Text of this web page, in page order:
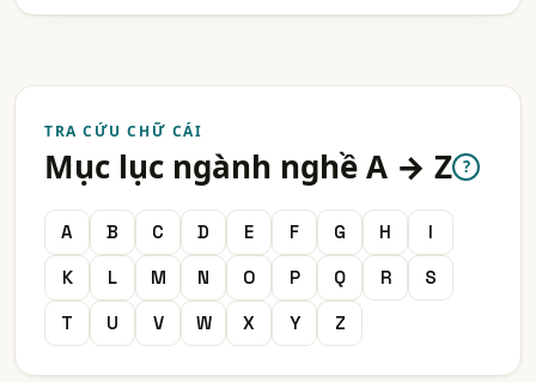
TRA CỨU CHỮ CÁI
Mục lục ngành nghề A → Z ?
A B C D E F G H
I
K
L M N O P Q R
S
T
U V W X Y Z